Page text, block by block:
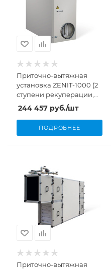
Приточно-вытяжная
установка ZENIT-1000 (2
ступени рекуперации,
1000 м³/ч, 3,66 кВт)
244 457 руб./шт
ПОДРОБНЕЕ
Приточно-вытяжная